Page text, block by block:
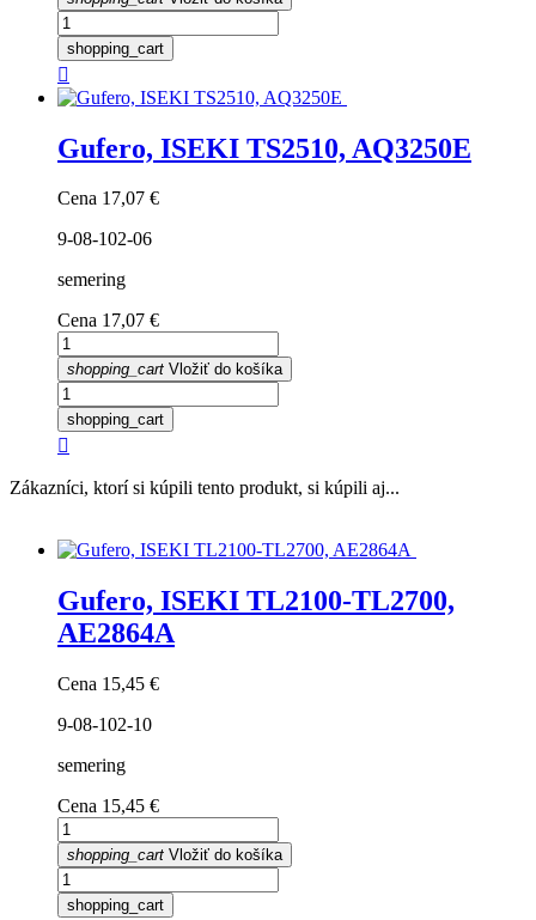
shopping_cart

Gufero, ISEKI TS2510, AQ3250E
Cena 17,07 €
9-08-102-06
semering
Cena 17,07 €
shopping_cart Vložiť do košíka
shopping_cart

Zákazníci, ktorí si kúpili tento produkt, si kúpili aj...
Gufero, ISEKI TL2100-TL2700,
AE2864A
Cena 15,45 €
9-08-102-10
semering
Cena 15,45 €
shopping_cart Vložiť do košíka
shopping_cart